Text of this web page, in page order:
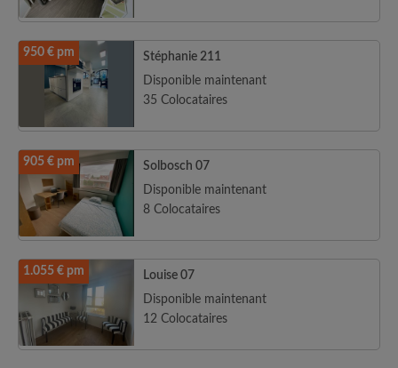
950 € pm
Stéphanie 211
Disponible maintenant
35 Colocataires
905 € pm
Solbosch 07
Disponible maintenant
8 Colocataires
1.055 € pm
Louise 07
Disponible maintenant
12 Colocataires